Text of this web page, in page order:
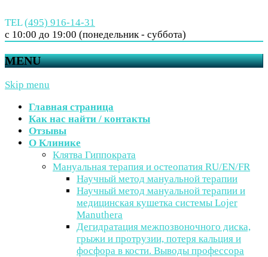
TEL(495) 916-14-31
с 10:00 до 19:00 (понедельник - суббота)
MENU
Skip menu
Главная страница
Как нас найти / контакты
Отзывы
О Клинике
Клятва Гиппократа
Мануальная терапия и остеопатия RU/EN/FR
Научный метод мануальной терапии
Научный метод мануальной терапии и
медицинская кушетка системы Lojer
Manuthera
Дегидратация межпозвоночного диска,
грыжи и протрузии, потеря кальция и
фосфора в кости. Выводы профессора